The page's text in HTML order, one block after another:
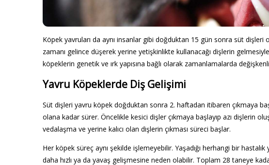
Köpek yavruları da aynı insanlar gibi doğduktan 15 gün sonra süt
zamanı gelince düşerek yerine yetişkinlikte kullanacağı dişlerin
köpeklerin genetik ve ırk yapısına bağlı olarak zamanlamalarda
Yavru Köpeklerde Diş Gelişimi
Süt dişleri yavru köpek doğduktan sonra 2. haftadan itibaren çıkmaya
olana kadar sürer. Öncelikle kesici dişler çıkmaya başlayıp azı dişlerin
vedalaşma ve yerine kalıcı olan dişlerin çıkması süreci başlar.
Her köpek süreç aynı şekilde işlemeyebilir. Yaşadığı herhangi bir
daha hızlı ya da yavaş gelişmesine neden olabilir. Toplam 28 taneye